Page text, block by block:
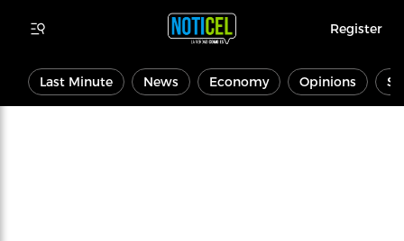
Register
Last Minute News Economy Opinions